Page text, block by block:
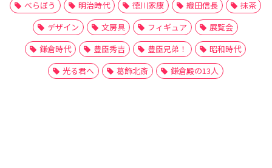
べらぼう
明治時代 徳川家康 織田信長
抹茶
デザイン
文房具 フィギュア
展覧会
鎌倉時代
豊臣秀吉 豊臣兄弟！
昭和時代
光る君へ
葛飾北斎 鎌倉殿の13人